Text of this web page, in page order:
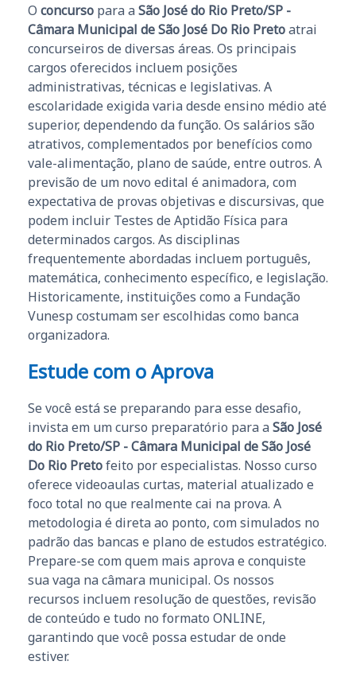
O concurso para a São José do Rio Preto/SP -
Câmara Municipal de São José Do Rio Pretoatrai
concurseiros de diversas áreas. Os principais
cargos oferecidos incluem posições
administrativas, técnicas e legislativas. A
escolaridade exigida varia desde ensino médio até
superior, dependendo da função. Os salários são
atrativos, complementados por benefícios como
vale-alimentação, plano de saúde, entre outros. A
previsão de um novo edital é animadora, com
expectativa de provas objetivas e discursivas, que
podem incluir Testes de Aptidão Física para
determinados cargos. As disciplinas
frequentemente abordadas incluem português,
matemática, conhecimento específico, e legislação.
Historicamente, instituições como a Fundação
Vunesp costumam ser escolhidas como banca
organizadora.
Estude com o Aprova
Se você está se preparando para esse desafio,
invista em um curso preparatório para a São José
do Rio Preto/SP - Câmara Municipal de São José
Do Rio Pretofeito por especialistas. Nosso curso
oferece videoaulas curtas, material atualizado e
foco total no que realmente cai na prova. A
metodologia é direta ao ponto, com simulados no
padrão das bancas e plano de estudos estratégico.
Prepare-se com quem mais aprova e conquiste
sua vaga na câmara municipal. Os nossos
recursos incluem resolução de questões, revisão
de conteúdo e tudo no formato ONLINE,
garantindo que você possa estudar de onde
estiver.